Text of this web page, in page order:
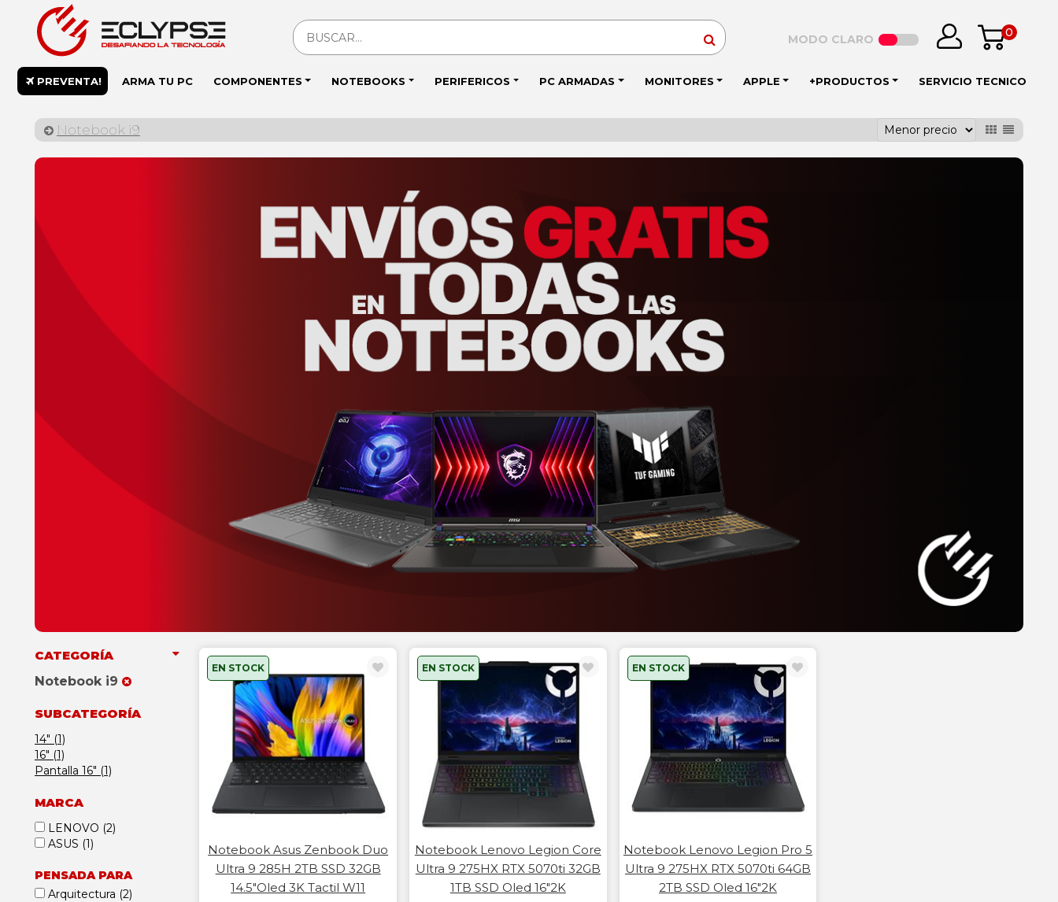
0
MODO CLARO
PREVENTA! ARMA TU PC COMPONENTES NOTEBOOKS PERIFERICOS PC ARMADAS MONITORES APPLE +PRODUCTOS SERVICIO TECNICO
Notebook i9
CATEGORÍA
Notebook i9
SUBCATEGORÍA
14" (1)
16" (1)
Pantalla 16" (1)
MARCA
LENOVO (2)
ASUS (1)
PENSADA PARA
Arquitectura (2)
Notebook Asus Zenbook Duo
Ultra 9 285H 2TB SSD 32GB
14.5"Oled 3K Tactil W11
EN STOCK
Notebook Lenovo Legion Core
Ultra 9 275HX RTX 5070ti 32GB
1TB SSD Oled 16"2K
EN STOCK
Notebook Lenovo Legion Pro 5
Ultra 9 275HX RTX 5070ti 64GB
2TB SSD Oled 16"2K
EN STOCK